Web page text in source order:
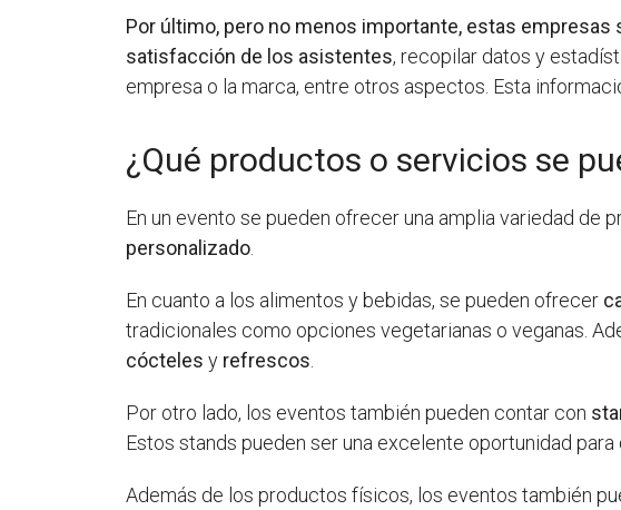
Por último, pero no menos importante, estas empresas
satisfacción de los asistentes, recopilar datos y
empresa o la marca, entre otros aspectos. Esta
¿Qué productos o servicios se
En un evento se pueden ofrecer una amplia variedad de
personalizado.
En cuanto a los alimentos y bebidas, se pueden ofrecer
tradicionales como opciones vegetarianas o veganas.
cócteles y refrescos.
Por otro lado, los eventos también pueden contar con
Estos stands pueden ser una excelente oportunidad
Además de los productos físicos, los eventos también